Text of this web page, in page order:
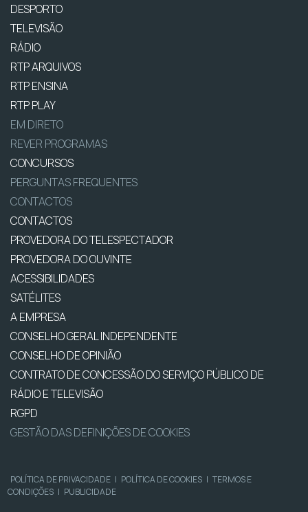
DESPORTO
TELEVISÃO
RÁDIO
RTP ARQUIVOS
RTP ENSINA
RTP PLAY
EM DIRETO
REVER PROGRAMAS
CONCURSOS
PERGUNTAS FREQUENTES
CONTACTOS
CONTACTOS
PROVEDORA DO TELESPECTADOR
PROVEDORA DO OUVINTE
ACESSIBILIDADES
SATÉLITES
A EMPRESA
CONSELHO GERAL INDEPENDENTE
CONSELHO DE OPINIÃO
CONTRATO DE CONCESSÃO DO SERVIÇO PÚBLICO DE
RÁDIO E TELEVISÃO
RGPD
GESTÃO DAS DEFINIÇÕES DE COOKIES
POLÍTICA DE PRIVACIDADE | POLÍTICA DE COOKIES | TERMOS E
CONDIÇÕES | PUBLICIDADE